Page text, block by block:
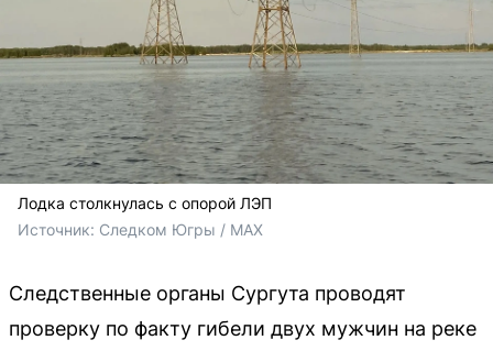
Лодка столкнулась с опорой ЛЭП
Источник: Следком Югры / MAX
Следственные органы Сургута проводят
проверку по факту гибели двух мужчин на реке